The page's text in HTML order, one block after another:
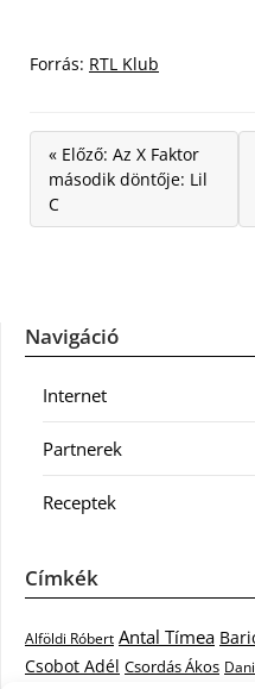
Forrás: RTL Klub
« Előző: Az X Faktor
második döntője: Lil
C
Navigáció
Internet
Partnerek
Receptek
Címkék
Alföldi Róbert Antal Tímea
Csobot Adél Csordás Ákos